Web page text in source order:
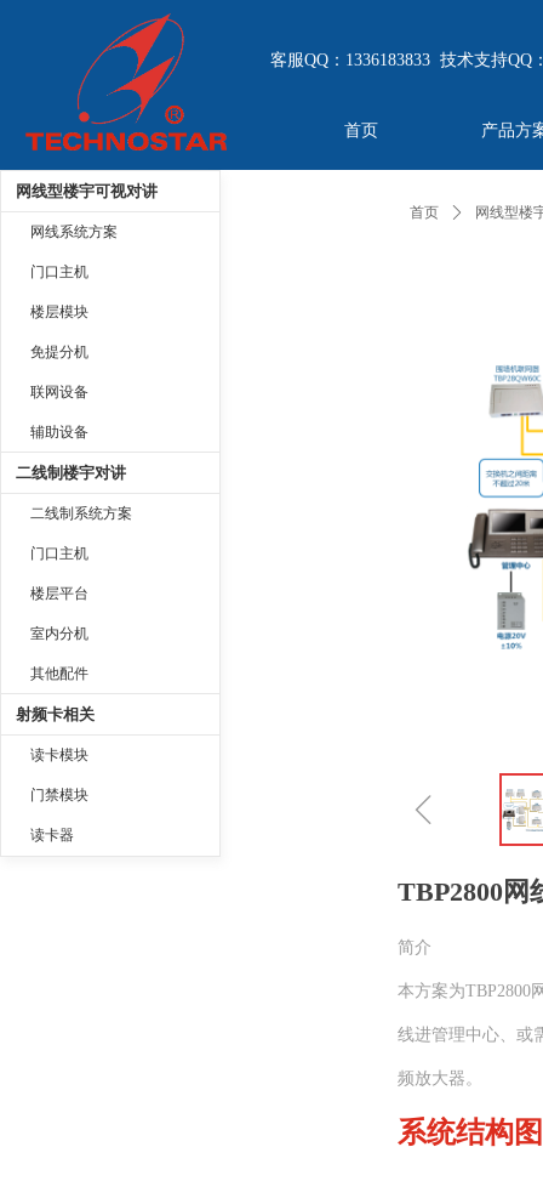
首页 产品方
客服QQ：1336183833 技术支持QQ
首页 ꄲ 网线型楼
ꁆ
TBP2800网
简介
本方案为TBP2800
线进管理中心、或
频放大器。
系统结构图
网线型楼宇可视对讲
网线系统方案
门口主机
楼层模块
免提分机
联网设备
辅助设备
二线制楼宇对讲
二线制系统方案
门口主机
楼层平台
室内分机
其他配件
射频卡相关
读卡模块
门禁模块
读卡器